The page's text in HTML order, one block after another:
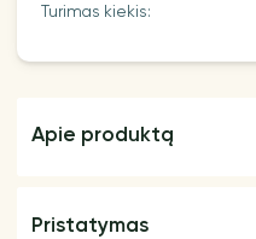
Turimas kiekis:
Apie produktą
Pristatymas